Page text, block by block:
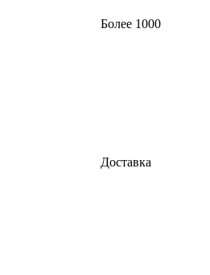
Более 1000
Доставка